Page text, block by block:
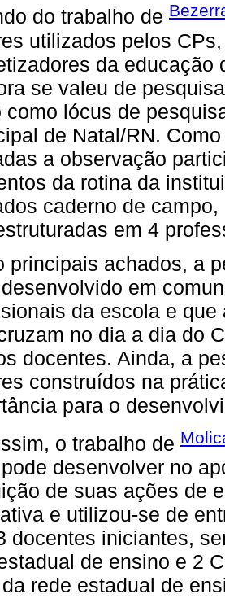
do trabalho de
utilizados pelos
da educação
se valeu de
como lócus de
de Natal/RN.
a observação
da rotina da
caderno de
em 4
principais achados, a
em
da escola e
no dia a dia do
docentes. Ainda, a
construídos na
para o
o trabalho de
desenvolver no
de suas ações de
e utilizou-se de
docentes iniciantes,
de ensino e 2
rede estadual de